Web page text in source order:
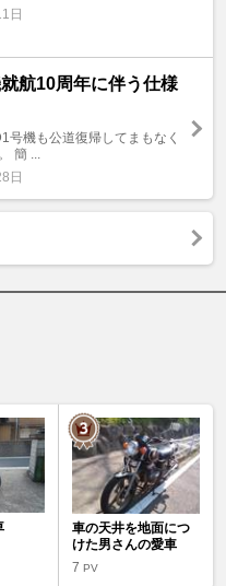
日
航10周年に伴う仕様
号機も公道復帰してまもなく
簡 ...
日
車の天井を地面につ
けた男さんの愛車
7 PV